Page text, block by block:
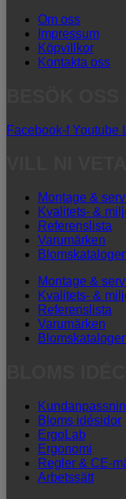
Om oss
Impressum
Köpvillkor
Kontakta oss
Facebook-f Youtube
Montage &
Kvalitets- &
Referenslista
Varumärken
Montage &
Kvalitets- &
Referenslista
Varumärken
Bloms idésidor
ErgoLab
Ergonomi
Regler & CE-
Arbetssätt